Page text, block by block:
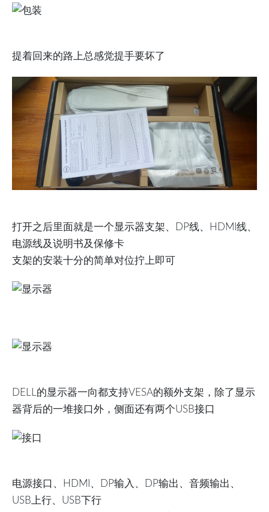
提着回来的路上总感觉提手要坏了
打开之后里面就是一个显示器支架、DP线、HDMI线、
电源线及说明书及保修卡
支架的安装十分的简单对位拧上即可
DELL的显示器一向都支持VESA的额外支架，除了显示
器背后的一堆接口外，侧面还有两个USB接口
电源接口、HDMI、DP输入、DP输出、音频输出、
USB上行、USB下行